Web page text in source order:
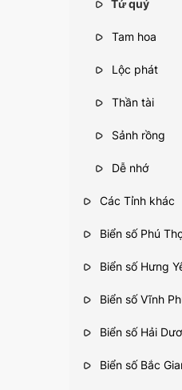
Tứ quý
Tam hoa
Lộc phát
Thần tài
Sảnh rồng
Dễ nhớ
Các Tỉnh khác
Biển số Phú
Biển số Hưng
Biển số Vĩnh
Biển số Hải
Biển số Bắc